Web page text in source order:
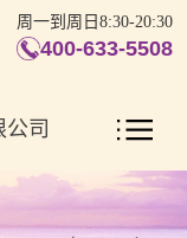
周一到周日8:30-20:30
400-633-5508
司